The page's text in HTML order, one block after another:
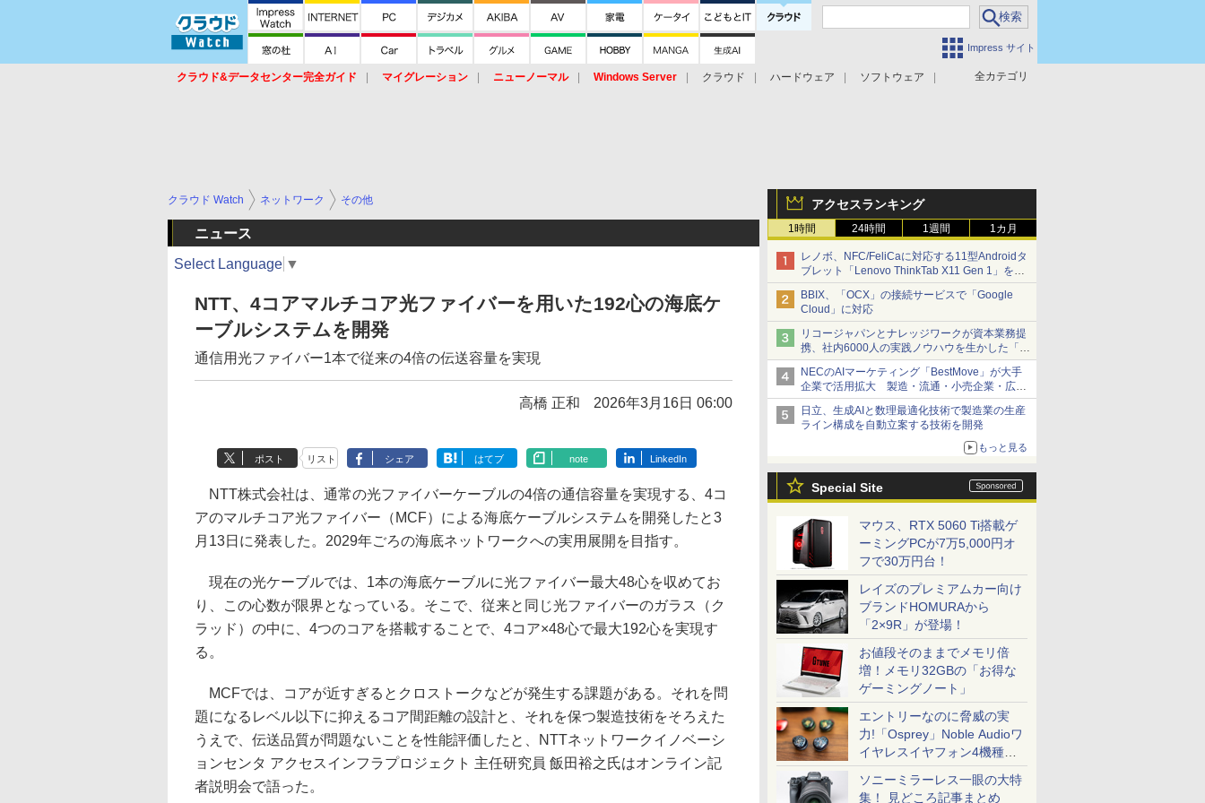
Impress サイト
全カテゴリ
クラウド&データセンター完全ガイド マイグレーション ニューノーマル Windows Server クラウド ハードウェア
ソフトウェア
アクセスランキング
1時間 24時間 1週間 1カ月
レノボ、NFC/FeliCaに対応する11型Androidタ
ブレット「Lenovo ThinkTab X11 Gen 1」を発
売
BBIX、「OCX」の接続サービスで「Google
Cloud」に対応
リコージャパンとナレッジワークが資本業務提
携、社内6000人の実践ノウハウを生かした「AI
商談記録 for RICOH」を展開へ
NECのAIマーケティング「BestMove」が大手
企業で活用拡大 製造・流通・小売企業・広告
代理店などが実装フェーズへ
日立、生成AIと数理最適化技術で製造業の生産
ライン構成を自動立案する技術を開発
もっと見る
Special Site
マウス、RTX 5060 Ti搭載ゲ
ーミングPCが7万5,000円オ
フで30万円台！
レイズのプレミアムカー向け
ブランドHOMURAから
「2×9R」が登場！
お値段そのままでメモリ倍
増！メモリ32GBの「お得な
ゲーミングノート」
エントリーなのに脅威の実
力!「Osprey」Noble Audioワ
イヤレスイヤフォン4機種を
一気に聴く
ソニーミラーレス一眼の大特
集！ 見どころ記事まとめ
クラウド Watch ネットワーク その他
ニュース
Select Language ▼
NTT、4コアマルチコア光ファイバーを用いた192心の海底ケ
ーブルシステムを開発
通信用光ファイバー1本で従来の4倍の伝送容量を実現
高橋 正和 2026年3月16日 06:00
ポスト リスト シェア はてブ note LinkedIn
NTT株式会社は、通常の光ファイバーケーブルの4倍の通信容量を実現する、4コ
アのマルチコア光ファイバー（MCF）による海底ケーブルシステムを開発したと3
月13日に発表した。2029年ごろの海底ネットワークへの実用展開を目指す。
現在の光ケーブルでは、1本の海底ケーブルに光ファイバー最大48心を収めてお
り、この心数が限界となっている。そこで、従来と同じ光ファイバーのガラス（ク
ラッド）の中に、4つのコアを搭載することで、4コア×48心で最大192心を実現す
る。
MCFでは、コアが近すぎるとクロストークなどが発生する課題がある。それを問
題になるレベル以下に抑えるコア間距離の設計と、それを保つ製造技術をそろえた
うえで、伝送品質が問題ないことを性能評価したと、NTTネットワークイノベーシ
ョンセンタ アクセスインフラプロジェクト 主任研究員 飯田裕之氏はオンライン記
者説明会で語った。